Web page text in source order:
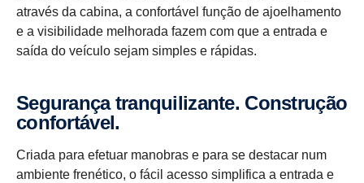
através da cabina, a confortável função de ajoelhamento
e a visibilidade melhorada fazem com que a entrada e
saída do veículo sejam simples e rápidas.
Segurança tranqui­li­zante. Construção
confor­tável.
Criada para efetuar manobras e para se destacar num
ambiente frenético, o fácil acesso simplifica a entrada e